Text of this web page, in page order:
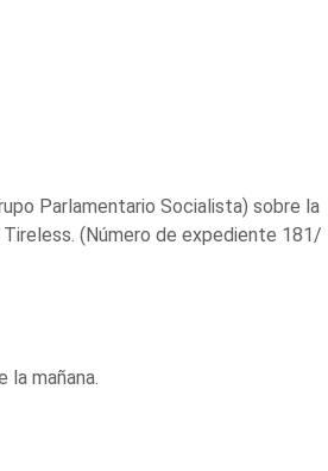
Parlamentario Socialista) sobre la
(Número de expediente 181/
la mañana.